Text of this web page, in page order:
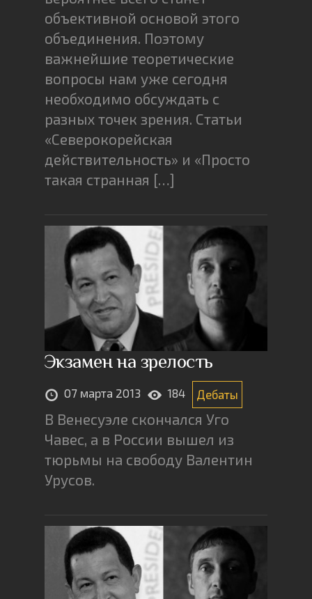
объективной основой этого
объединения. Поэтому
важнейшие теоретические
вопросы нам уже сегодня
необходимо обсуждать с
разных точек зрения. Статьи
«Северокорейская
действительность» и «Просто
такая странная […]
Экзамен на зрелость
07 марта 2013 184 Дебаты
В Венесуэле скончался Уго
Чавес, а в России вышел из
тюрьмы на свободу Валентин
Урусов.